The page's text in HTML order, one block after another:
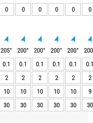
0 0 0 0 0 0
205° 200° 200° 200° 200°
200
0.1 0.1 0.1 0.1 0.1
0.1
2 2 2 2 2
2
10 10 10 10 10
9
30 30 30 30 30 30